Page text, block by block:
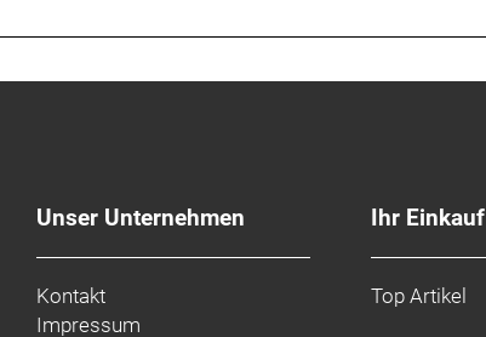
Unser Unternehmen
Kontakt
Impressum
Ihr Einkauf
Top Artikel